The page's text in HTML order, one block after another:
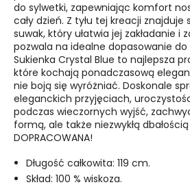
do sylwetki, zapewniając komfort
cały dzień. Z tyłu tej kreacji znajduje
suwak, który ułatwia jej zakładanie i
pozwala na idealne dopasowanie do
Sukienka Crystal Blue to najlepsza
które kochają ponadczasową
nie boją się wyróżniać. Doskonale
eleganckich przyjęciach,
podczas wieczornych wyjść,
formą, ale także niezwykłą dbałością
DOPRACOWANA!
Długość całkowita: 119 cm.
Skład: 100 % wiskoza.